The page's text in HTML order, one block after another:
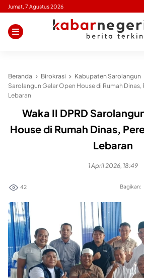
Skip
content
Jumat, 7 Agustus 2026
Beranda Birokrasi Kabupaten Sarolangun
Sarolangun Gelar Open House di Rumah
Lebaran
Waka II DPRD
House di Rumah Dinas,
Lebaran
1 April 2026, 18:49
42 Bagikan: